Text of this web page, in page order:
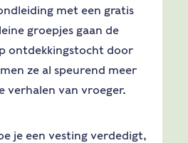
met een gratis
groepjes gaan de
ontdekkingstocht door
ze al speurend meer
verhalen van vroeger.
je een vesting verdedigt,